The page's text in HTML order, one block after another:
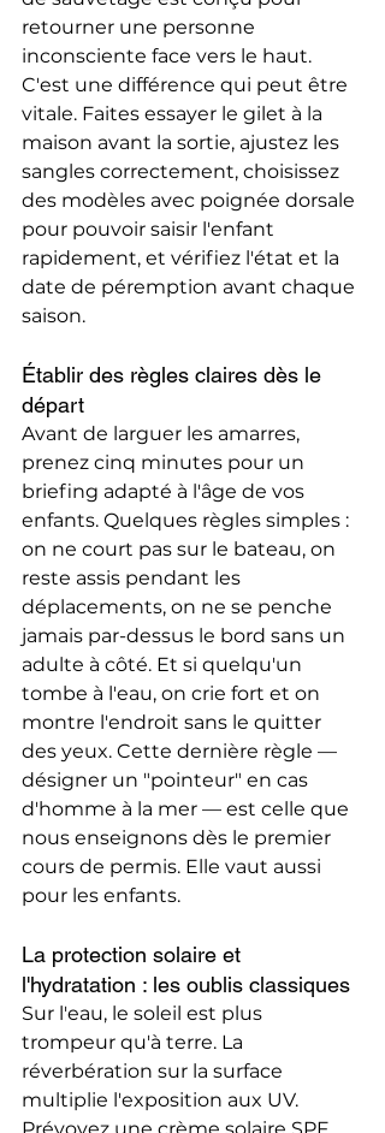
retourner une personne
inconsciente face vers le haut.
C'est une différence qui peut être
vitale. Faites essayer le gilet à la
maison avant la sortie, ajustez les
sangles correctement, choisissez
des modèles avec poignée dorsale
pour pouvoir saisir l'enfant
rapidement, et vérifiez l'état et la
date de péremption avant chaque
saison.
Établir des règles claires dès le
départ
Avant de larguer les amarres,
prenez cinq minutes pour un
briefing adapté à l'âge de vos
enfants. Quelques règles simples :
on ne court pas sur le bateau, on
reste assis pendant les
déplacements, on ne se penche
jamais par-dessus le bord sans un
adulte à côté. Et si quelqu'un
tombe à l'eau, on crie fort et on
montre l'endroit sans le quitter
des yeux. Cette dernière règle —
désigner un "pointeur" en cas
d'homme à la mer — est celle que
nous enseignons dès le premier
cours de permis. Elle vaut aussi
pour les enfants.
La protection solaire et
l'hydratation : les oublis classiques
Sur l'eau, le soleil est plus
trompeur qu'à terre. La
réverbération sur la surface
multiplie l'exposition aux UV.